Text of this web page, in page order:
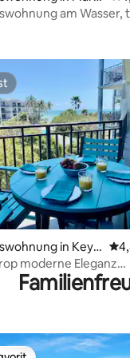
am Wasser,
4,78 von 5, 314
in Key
moderne Eleganz
in der gesamten vi